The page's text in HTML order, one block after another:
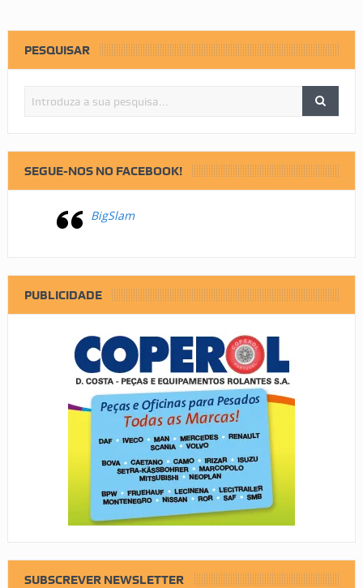
PESQUISAR
SEGUE-NOS NO FACEBOOK!
BigSlam
PUBLICIDADE
SUBSCREVER NEWSLETTER